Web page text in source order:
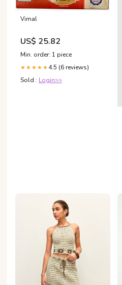
Vimal
US$ 25.82
Min. order: 1 piece
★★★★★ 4.5 (6 reviews)
Sold : Login>>